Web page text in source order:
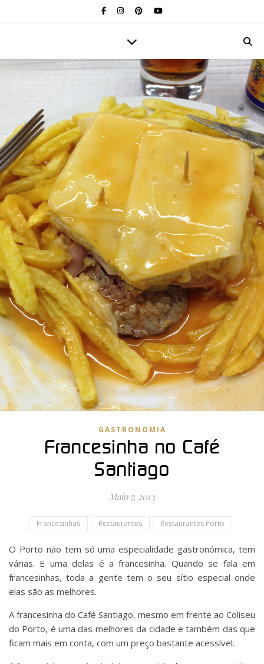
GASTRONOMIA
Francesinha no Café
Santiago
Maio 7, 2013
Francesinhas Restaurantes Restaurantes Porto
O Porto não tem só uma especialidade gastronómica, tem
várias. E uma delas é a francesinha. Quando se fala em
francesinhas, toda a gente tem o seu sítio especial onde
elas são as melhores.
A francesinha do Café Santiago, mesmo em frente ao Coliseu
do Porto, é uma das melhores da cidade e também das que
ficam mais em conta, com um preço bastante acessível.